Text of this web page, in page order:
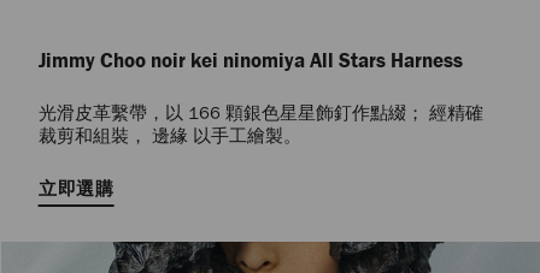
Jimmy Choo noir kei ninomiya All Stars Harness
光滑皮革繫帶，以 166 顆銀色星星飾釘作點綴； 經精確
裁剪和組裝， 邊緣 以手工繪製。
立即選購